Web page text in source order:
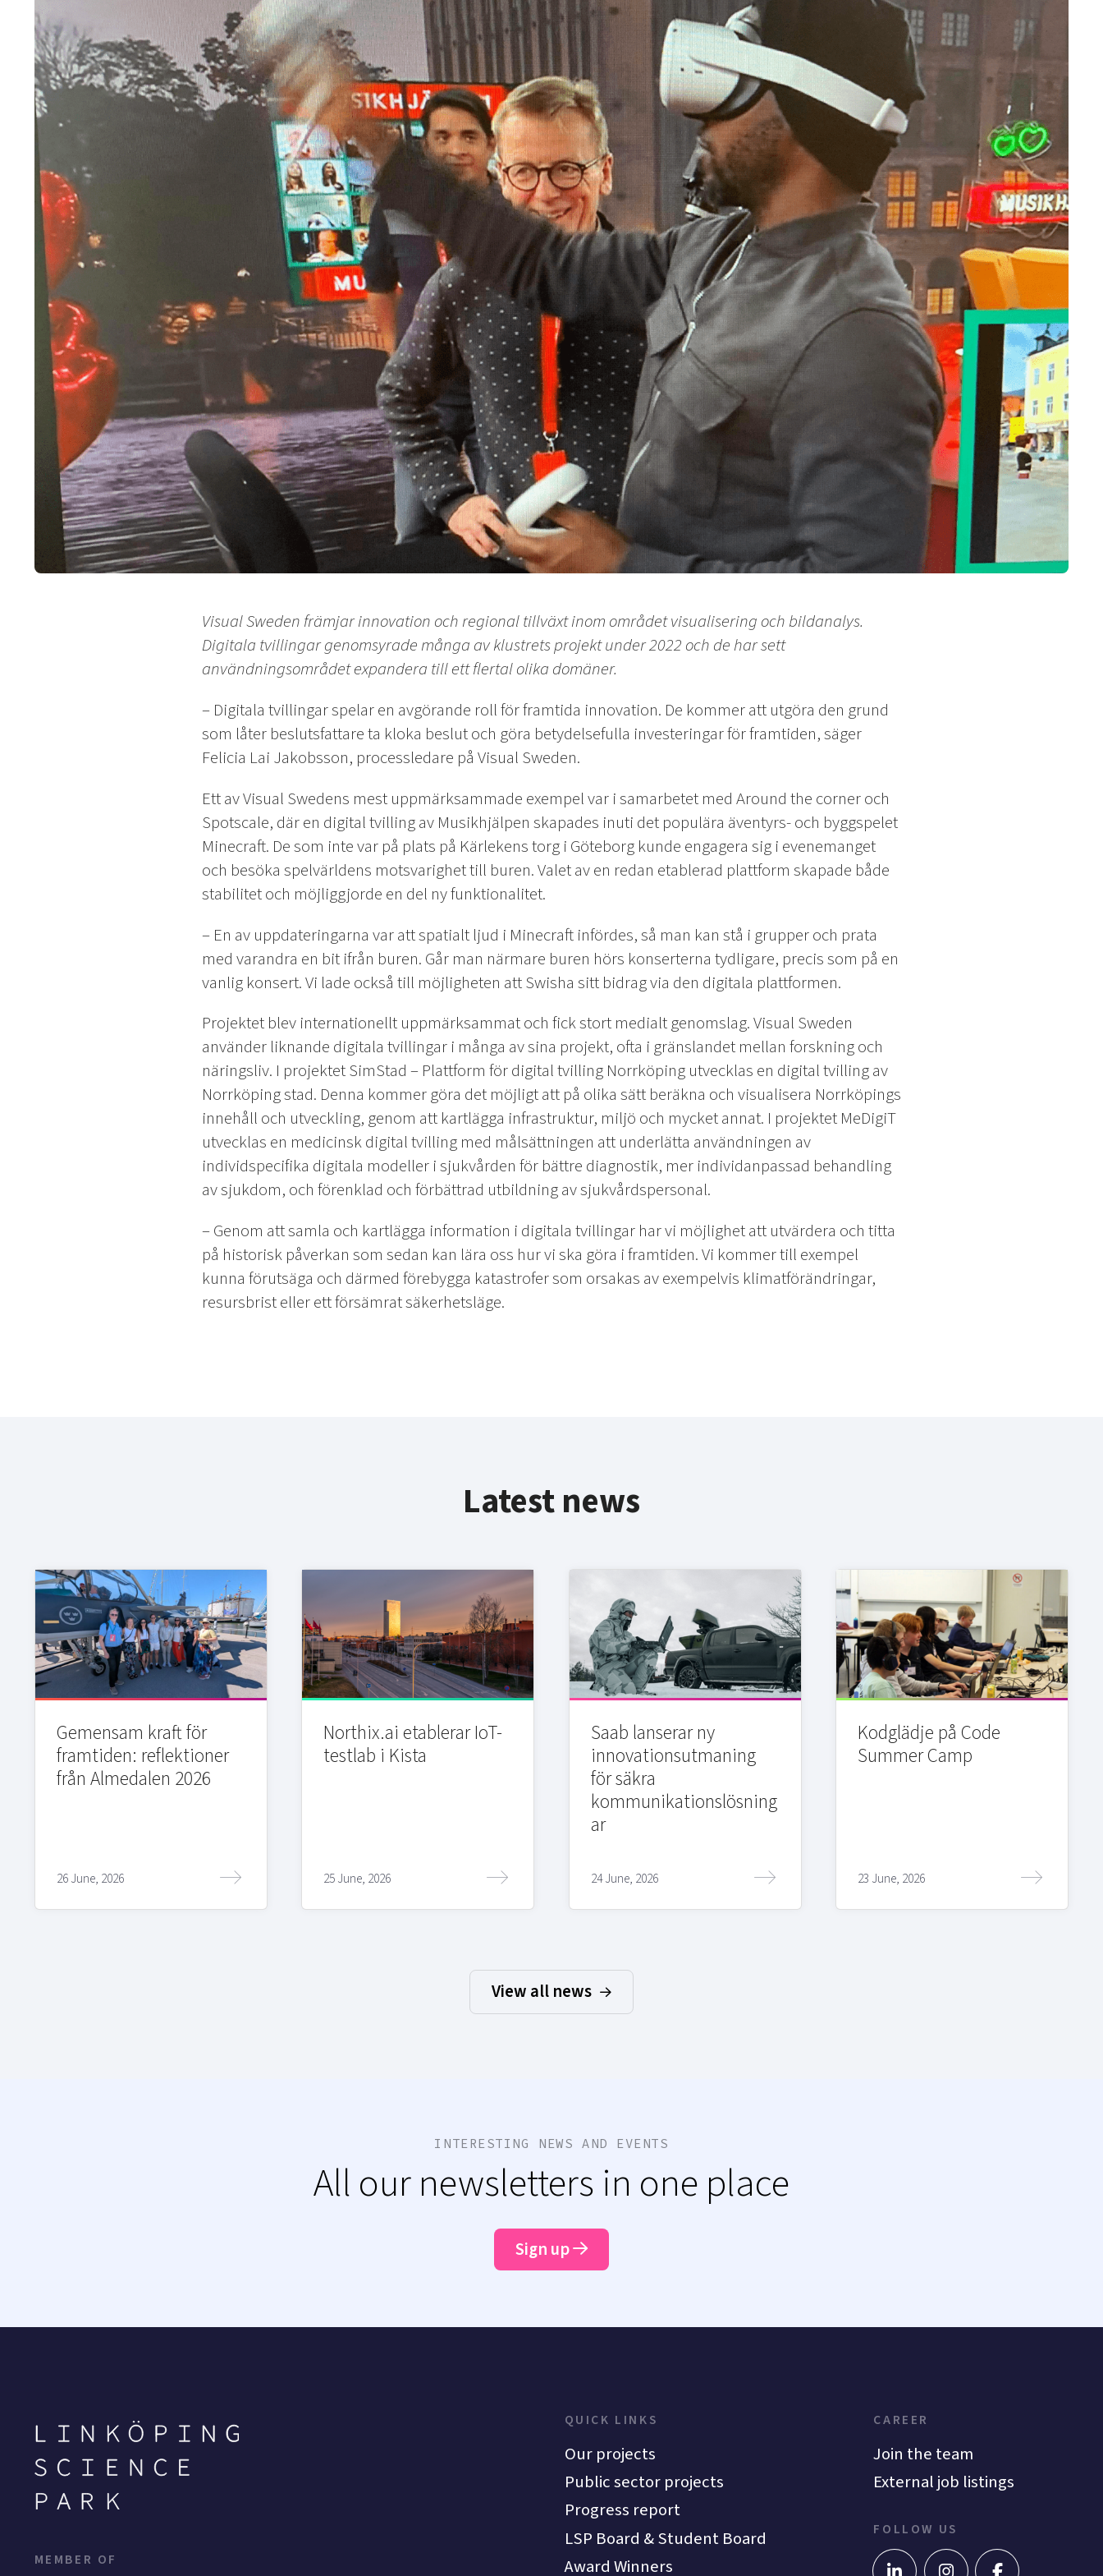
Visual Sweden främjar innovation och regional tillväxt inom området visualisering och bildanalys.
Digitala tvillingar genomsyrade många av klustrets projekt under 2022 och de har sett
användningsområdet expandera till ett flertal olika domäner.
– Digitala tvillingar spelar en avgörande roll för framtida innovation. De kommer att utgöra den grund
som låter beslutsfattare ta kloka beslut och göra betydelsefulla investeringar för framtiden, säger
Felicia Lai Jakobsson, processledare på Visual Sweden.
Ett av Visual Swedens mest uppmärksammade exempel var i samarbetet med Around the corner och
Spotscale, där en digital tvilling av Musikhjälpen skapades inuti det populära äventyrs- och byggspelet
Minecraft. De som inte var på plats på Kärlekens torg i Göteborg kunde engagera sig i evenemanget
och besöka spelvärldens motsvarighet till buren. Valet av en redan etablerad plattform skapade både
stabilitet och möjliggjorde en del ny funktionalitet.
– En av uppdateringarna var att spatialt ljud i Minecraft infördes, så man kan stå i grupper och prata
med varandra en bit ifrån buren. Går man närmare buren hörs konserterna tydligare, precis som på en
vanlig konsert. Vi lade också till möjligheten att Swisha sitt bidrag via den digitala plattformen.
Projektet blev internationellt uppmärksammat och fick stort medialt genomslag. Visual Sweden
använder liknande digitala tvillingar i många av sina projekt, ofta i gränslandet mellan forskning och
näringsliv. I projektet SimStad – Plattform för digital tvilling Norrköping utvecklas en digital tvilling av
Norrköping stad. Denna kommer göra det möjligt att på olika sätt beräkna och visualisera Norrköpings
innehåll och utveckling, genom att kartlägga infrastruktur, miljö och mycket annat. I projektet MeDigiT
utvecklas en medicinsk digital tvilling med målsättningen att underlätta användningen av
individspecifika digitala modeller i sjukvården för bättre diagnostik, mer individanpassad behandling
av sjukdom, och förenklad och förbättrad utbildning av sjukvårdspersonal.
– Genom att samla och kartlägga information i digitala tvillingar har vi möjlighet att utvärdera och titta
på historisk påverkan som sedan kan lära oss hur vi ska göra i framtiden. Vi kommer till exempel
kunna förutsäga och därmed förebygga katastrofer som orsakas av exempelvis klimatförändringar,
resursbrist eller ett försämrat säkerhetsläge.
Latest news
Gemensam kraft för
framtiden: reflektioner
från Almedalen 2026
26 June, 2026
Northix.ai etablerar IoT-
testlab i Kista
25 June, 2026
Saab lanserar ny
innovationsutmaning
för säkra
kommunikationslösning
ar
24 June, 2026
Kodglädje på Code
Summer Camp
23 June, 2026
View all news
INTERESTING NEWS AND EVENTS
All our newsletters in one place
Sign up
MEMBER OF
QUICK LINKS
Our projects
Public sector projects
Progress report
LSP Board & Student Board
Award Winners
CAREER
Join the team
External job listings
FOLLOW US